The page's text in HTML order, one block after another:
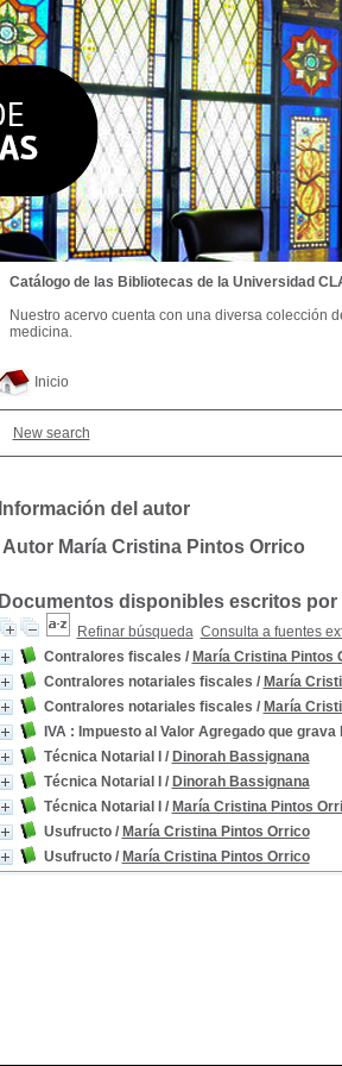
Inicio
New search
Información del autor
Autor María Cristina Pintos Orrico
Documentos disponibles escritos por
Refinar búsqueda Consulta a fuentes
Contralores fiscales / María Cristina Pintos
Contralores notariales fiscales / María
Contralores notariales fiscales / María
IVA : Impuesto al Valor Agregado que
Técnica Notarial I
/ Dinorah Bassignana
Técnica Notarial I
/ Dinorah Bassignana
Técnica Notarial I
/ María Cristina Pintos
Usufructo/ María Cristina Pintos Orrico
Usufructo/ María Cristina Pintos Orrico
Catálogo de las Bibliotecas de la Universidad
Nuestro acervo cuenta con una diversa colección
medicina.